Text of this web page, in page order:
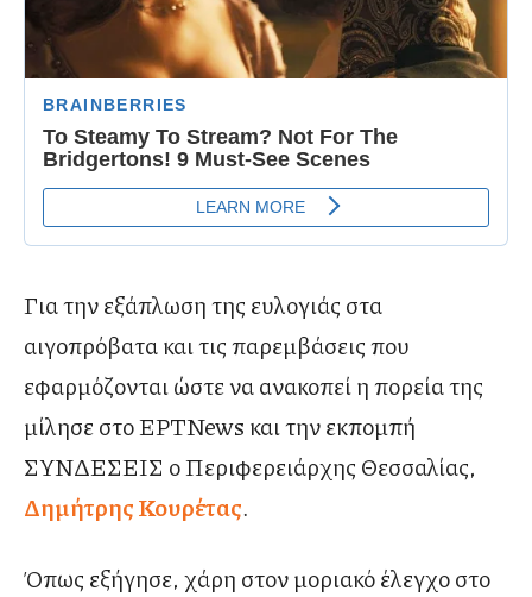
Για την εξάπλωση της ευλογιάς στα
αιγοπρόβατα και τις παρεμβάσεις που
εφαρμόζονται ώστε να ανακοπεί η πορεία της
μίλησε στο ΕΡΤNews και την εκπομπή
ΣΥΝΔΕΣΕΙΣ ο Περιφερειάρχης Θεσσαλίας,
Δημήτρης Κουρέτας.
Όπως εξήγησε, χάρη στον μοριακό έλεγχο στο